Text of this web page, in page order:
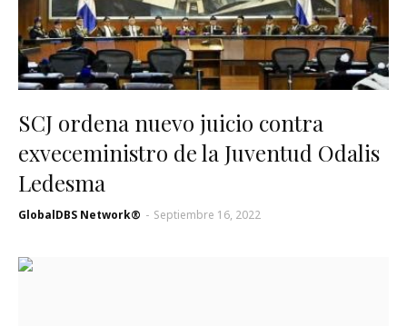
SCJ ordena nuevo juicio contra
exveceministro de la Juventud Odalis
Ledesma
GlobalDBS Network® - Septiembre 16, 2022